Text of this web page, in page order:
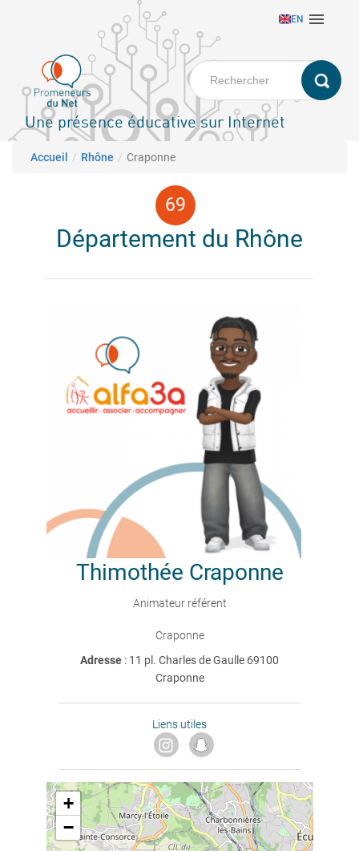
principal
EN 
Une présence éducative sur Internet
Fil d'Ariane
Accueil Rhône Craponne
Département du Rhône
Thimothée Craponne
Animateur référent
Craponne
Adresse : 11 pl. Charles de Gaulle 69100
Craponne
Liens utiles
+
−